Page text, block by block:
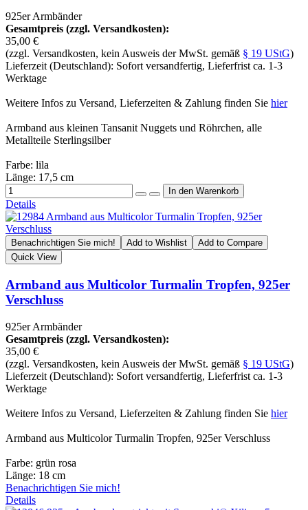
925er Armbänder
Gesamtpreis (zzgl. Versandkosten):
35,00 €
(zzgl. Versandkosten, kein Ausweis der MwSt. gemäß § 19 UStG)
Lieferzeit (Deutschland): Sofort versandfertig, Lieferfrist ca. 1-3
Werktage
Weitere Infos zu Versand, Lieferzeiten & Zahlung finden Sie hier
Armband aus kleinen Tansanit Nuggets und Röhrchen, alle
Metallteile Sterlingsilber
Farbe: lila
Länge: 17,5 cm
Details
Benachrichtigen Sie mich! Add to Wishlist
Add to Compare
Quick View
Armband aus Multicolor Turmalin Tropfen, 925er
Verschluss
925er Armbänder
Gesamtpreis (zzgl. Versandkosten):
35,00 €
(zzgl. Versandkosten, kein Ausweis der MwSt. gemäß § 19 UStG)
Lieferzeit (Deutschland): Sofort versandfertig, Lieferfrist ca. 1-3
Werktage
Weitere Infos zu Versand, Lieferzeiten & Zahlung finden Sie hier
Armband aus Multicolor Turmalin Tropfen, 925er Verschluss
Farbe: grün rosa
Länge: 18 cm
Benachrichtigen Sie mich!
Details